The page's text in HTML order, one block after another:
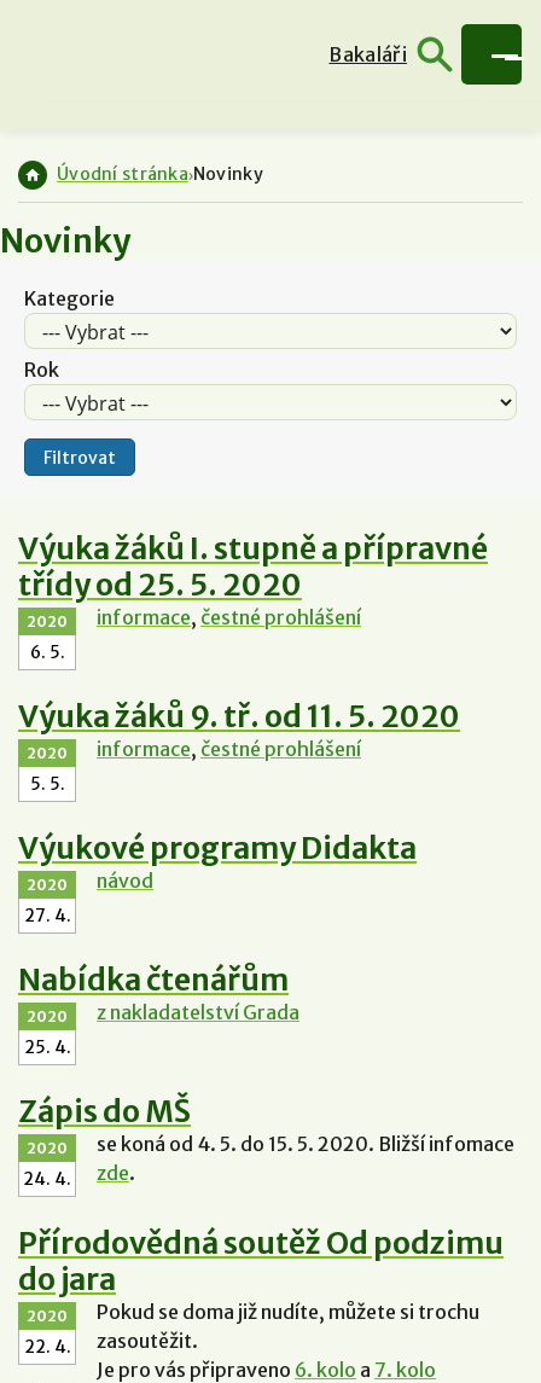
Bakaláři
Úvodní stránka Novinky
Novinky
Kategorie
Rok
Výuka žáků I. stupně a přípravné
třídy od 25. 5. 2020
2020
6. 5.
informace, čestné prohlášení
Výuka žáků 9. tř. od 11. 5. 2020
2020
5. 5.
informace, čestné prohlášení
Výukové programy Didakta
2020
27. 4.
návod
Nabídka čtenářům
2020
25. 4.
z nakladatelství Grada
Zápis do MŠ
2020
24. 4.
se koná od 4. 5. do 15. 5. 2020. Bližší infomace
zde.
Přírodovědná soutěž Od podzimu
do jara
2020
22. 4.
Pokud se doma již nudíte, můžete si trochu
zasoutěžit.
Je pro vás připraveno 6. kolo a 7. kolo